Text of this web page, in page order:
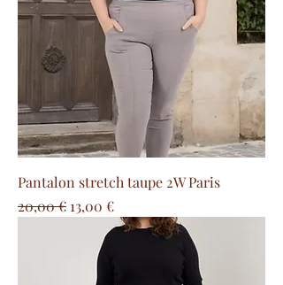
Pantalon stretch taupe 2W Paris
Prezzo regolare
20,00 € Prezzo scontato
13,00 €